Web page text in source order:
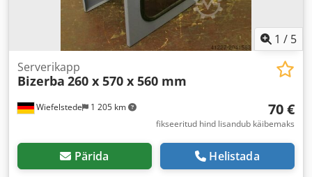
1 / 5
Wiefelstede 1 205 km
Serverikapp
Bizerba 260 x 570 x 560 mm
70 €
fikseeritud hind lisandub käibemaks
Pärida Helistada